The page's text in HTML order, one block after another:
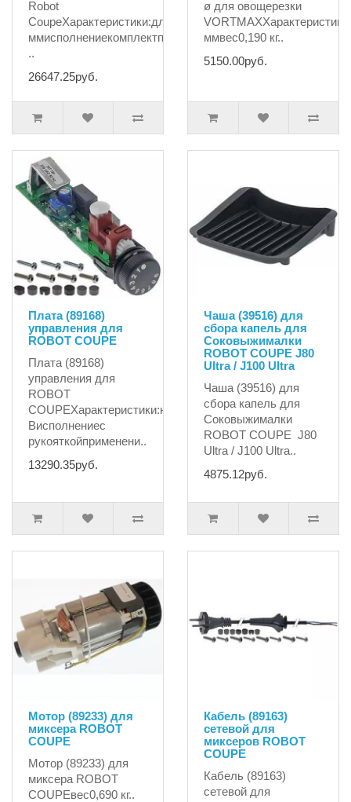
Robot
CoupeХарактеристики:длина187
ммисполнениекомплектподходит
..
26647.25руб.
ø для овощерезки
ммвес0,190 кг..
5150.00руб.
Плата (89168)
управления для
ROBOT COUPE
Плата (89168)
управления для
ROBOT
COUPEХарактеристики:напряжение230
Висполнениес
рукояткойприменени..
13290.35руб.
Чаша (39516) для
сбора капель для
Соковыжималки
ROBOT COUPE J80
Ultra / J100 Ultra
Чаша (39516) для
сбора капель для
Соковыжималки
ROBOT COUPE J80
Ultra / J100 Ultra..
4875.12руб.
Мотор (89233) для
миксера ROBOT
COUPE
Мотор (89233) для
миксера ROBOT
COUPEвес0,690 кг..
Кабель (89163)
сетевой для
миксеров ROBOT
COUPE
Кабель (89163)
сетевой для